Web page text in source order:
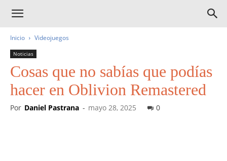
Inicio Videojuegos
Noticias
Cosas que no sabías que podías
hacer en Oblivion Remastered
Por Daniel Pastrana - mayo 28, 2025 0